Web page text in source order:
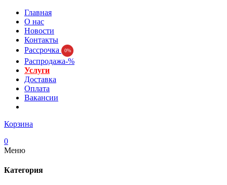
Главная
О нас
Новости
Контакты
Рассрочка
0%
Распродажа-%
Услуги
Доставка
Оплата
Вакансии
Корзина
0
Меню
Категория